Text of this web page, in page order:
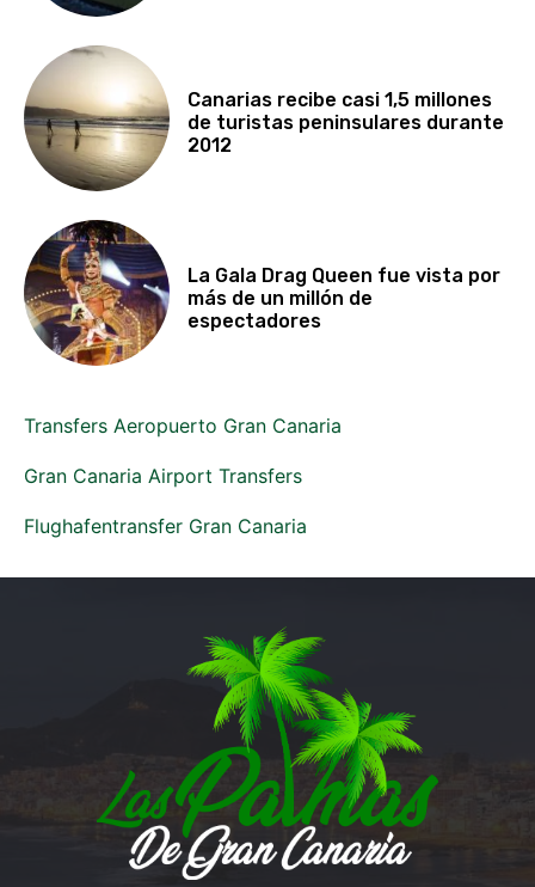
Canarias recibe casi 1,5 millones
de turistas peninsulares durante
2012
La Gala Drag Queen fue vista por
más de un millón de
espectadores
Transfers Aeropuerto Gran Canaria
Gran Canaria Airport Transfers
Flughafentransfer Gran Canaria